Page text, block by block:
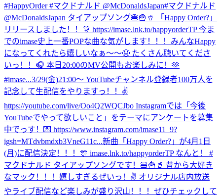
#HappyOrder #マクドナルド @McDonaldsJapan#マクドナルド
@McDonaldsJapan タイアップソング🍔🍟🥤 「Happy Order?」
リリースしました！！🎊 https://imase.lnk.to/happyorderTP 今ま
でのimase史上一番POPな曲な気がします！！！みんなHappy
になってくれたら嬉しいなぁ〜〜🤤 たくさん聴いてくださ
いっ！！🎧 本日20:00のMV公開もお楽しみに！🫶
#imase...3/29(金)21:00〜 YouTubeチャンネル登録者100万人を
記念して生配信をやりますっ！！✌️
https://youtube.com/live/Oo4Q2WQCJbo Instagramでは「今後
YouTubeでやって欲しいこと」をテーマにアンケートを募集
中でっす！💌 https://www.instagram.com/imase11_9?
igsh=MTdvbmdxb3VneG11c...新曲「Happy Order?」が4月1日
(月)に配信決定！！！🎊 imase.lnk.to/happyorderTP なんと！ #
マクドナルド タイアップソングです！🍔🍟🥤 昔から大好き
なマック！！！嬉しすぎるぜいっ！✌️ オリジナル店内放送
やライブ配信など楽しみが盛り沢山！！！ぜひチェックして